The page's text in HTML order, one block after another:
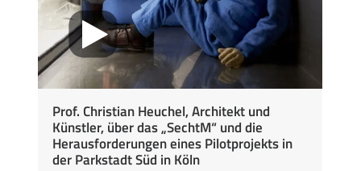
Prof. Christian Heuchel, Architekt und
Künstler, über das „SechtM“ und die
Herausforderungen eines Pilotprojekts in
der Parkstadt Süd in Köln